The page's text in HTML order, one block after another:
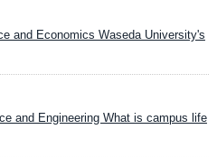
and Economics Waseda University's
and Engineering What is campus life